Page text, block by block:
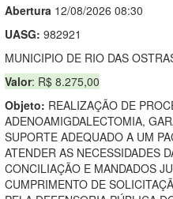
Abertura 12/08/2026 08:30
UASG: 982921
MUNICIPIO DE RIO DAS
Valor: R$ 8.275,00
Objeto: REALIZAÇÃO DE
ADENOAMIGDALECTOMIA,
SUPORTE ADEQUADO A UM
ATENDER AS NECESSIDADES
CONCILIAÇÃO E MANDADOS
CUMPRIMENTO DE